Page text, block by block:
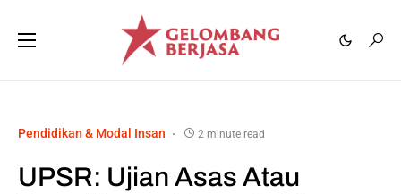
Pendidikan & Modal Insan 2 minute read
UPSR: Ujian Asas Atau